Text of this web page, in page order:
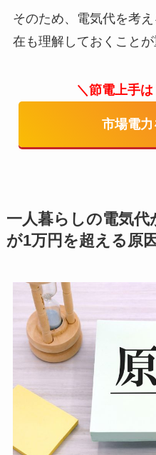
そのため、電気代を考
在も理解しておくことが
＼節電上手
市場電力
一人暮らしの電気
が1万円を超える原因